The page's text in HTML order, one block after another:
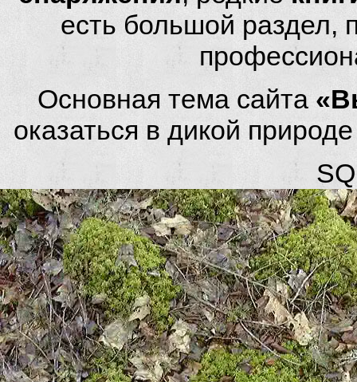
есть большой
Основная тема сайта
оказаться в дикой